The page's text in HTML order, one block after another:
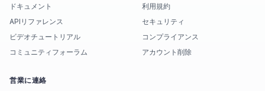
ドキュメント
APIリファレンス
ビデオチュートリアル
コミュニティフォーラム
利用規約
セキュリティ
コンプライアンス
アカウント削除
営業に連絡